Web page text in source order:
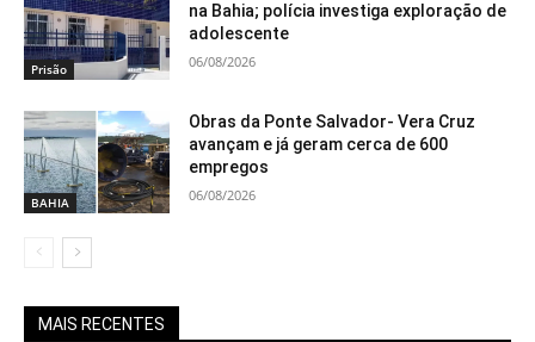
Prisão
na Bahia; polícia investiga exploração de
adolescente
06/08/2026
BAHIA
Obras da Ponte Salvador- Vera Cruz
avançam e já geram cerca de 600
empregos
06/08/2026
MAIS RECENTES